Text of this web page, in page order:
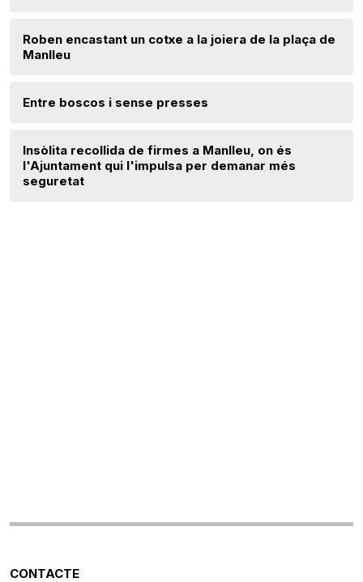
Roben encastant un cotxe a la joiera de la plaça de
Manlleu
Entre boscos i sense presses
Insòlita recollida de firmes a Manlleu, on és
l'Ajuntament qui l'impulsa per demanar més
seguretat
CONTACTE